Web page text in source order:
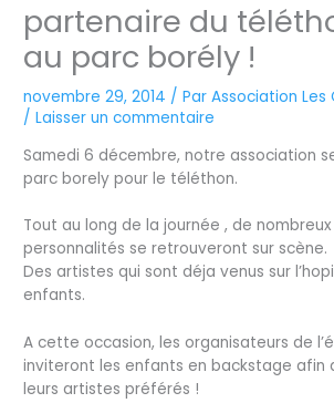
partenaire du
au parc borély !
novembre 29, 2014 / ParAssociation
/Laisser un commentaire
Samedi 6 décembre, notre association
parc borely pour le téléthon.
Tout au long de la journée , de
personnalités se retrouveront sur scène.
Des artistes qui sont déja venus sur
enfants.
A cette occasion, les organisateurs de
inviteront les enfants en backstage afin
leurs artistes préférés !